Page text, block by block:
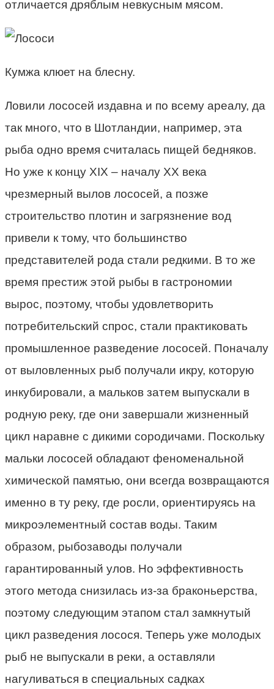
отличается дряблым невкусным мясом.
Кумжа клюет на блесну.
Ловили лососей издавна и по всему ареалу, да
так много, что в Шотландии, например, эта
рыба одно время считалась пищей бедняков.
Но уже к концу XIX – началу XX века
чрезмерный вылов лососей, а позже
строительство плотин и загрязнение вод
привели к тому, что большинство
представителей рода стали редкими. В то же
время престиж этой рыбы в гастрономии
вырос, поэтому, чтобы удовлетворить
потребительский спрос, стали практиковать
промышленное разведение лососей. Поначалу
от выловленных рыб получали икру, которую
инкубировали, а мальков затем выпускали в
родную реку, где они завершали жизненный
цикл наравне с дикими сородичами. Поскольку
мальки лососей обладают феноменальной
химической памятью, они всегда возвращаются
именно в ту реку, где росли, ориентируясь на
микроэлементный состав воды. Таким
образом, рыбозаводы получали
гарантированный улов. Но эффективность
этого метода снизилась из-за браконьерства,
поэтому следующим этапом стал замкнутый
цикл разведения лосося. Теперь уже молодых
рыб не выпускали в реки, а оставляли
нагуливаться в специальных садках